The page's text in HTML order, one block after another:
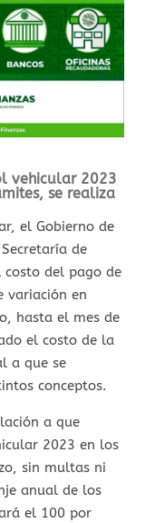
vehicular 2023
se realiza
el Gobierno de
de
costo del pago de
variación en
hasta el mes de
el costo de la
a que se
conceptos.
a que
2023 en los
sin multas ni
anual de los
el 100 por